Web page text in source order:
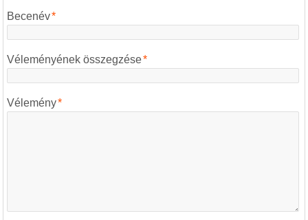
*
Becenév
*
Véleményének összegzése
*
Vélemény